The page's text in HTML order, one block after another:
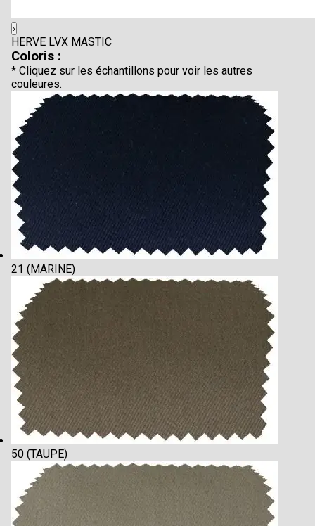
›
HERVE LVX MASTIC
Coloris :
* Cliquez sur les échantillons pour voir les autres
couleures.
21 (MARINE)
50 (TAUPE)